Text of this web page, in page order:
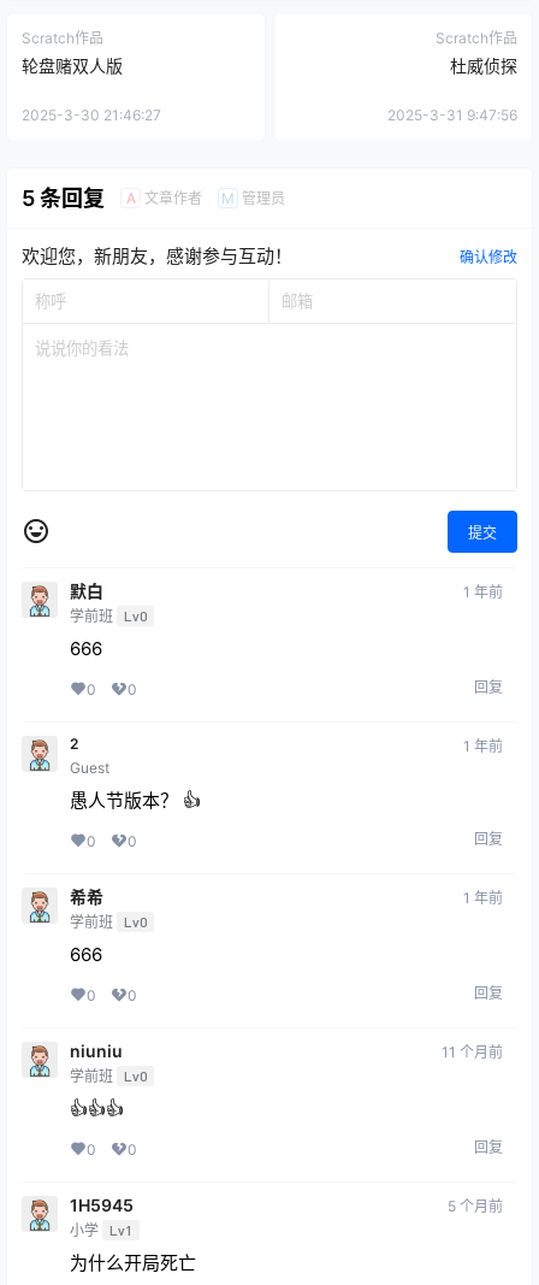
Scratch作品
轮盘赌双人版
2025-3-30 21:46:27
Scratch作品
杜威侦探
2025-3-31 9:47:56
5 条回复 A 文章作者 M 管理员
欢迎您，新朋友，感谢参与互动！ 确认修改
提交
默白
学前班 Lv0
1 年前
666
0 0 回复
2
Guest
1 年前
愚人节版本？ 👍
0 0 回复
希希
学前班 Lv0
1 年前
666
0 0 回复
niuniu
学前班 Lv0
11 个月前
👍👍👍
0 0 回复
1H5945
小学 Lv1
5 个月前
为什么开局死亡